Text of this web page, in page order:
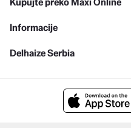
Informacije
Delhaize Serbia